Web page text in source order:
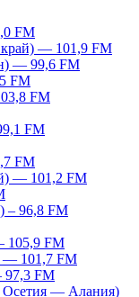
FM
край) — 101,9 FM
— 99,6 FM
FM
FM
FM
FM
— 101,2 FM
– 96,8 FM
105,9 FM
— 101,7 FM
97,3 FM
Осетия — Алания)